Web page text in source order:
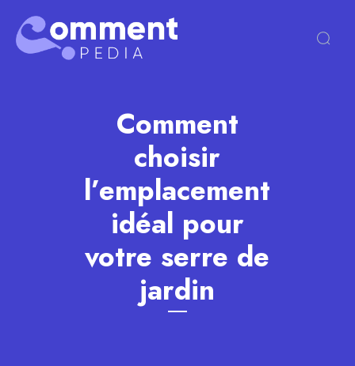
Comment
choisir
l’emplacement
idéal pour
votre serre de
jardin